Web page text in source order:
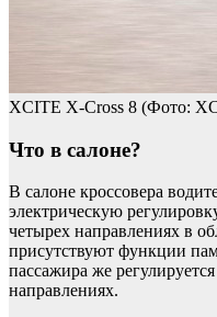
XCITE X-Cross 8 (Фото:
Что в салоне?
В салоне кроссовера
электрическую
четырех направлениях в
присутствуют функции
пассажира же
направлениях.